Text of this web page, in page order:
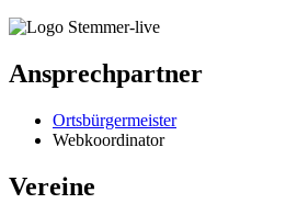
Ansprechpartner
Ortsbürgermeister
Webkoordinator
Vereine